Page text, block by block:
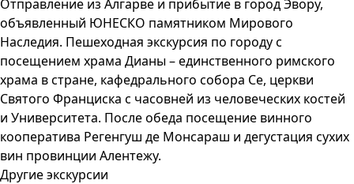
Отправление из Алгарве и прибытие в город Эвору,
объявленный ЮНЕСКО памятником Мирового
Наследия. Пешеходная экскурсия по городу с
посещением храма Дианы – единственного римского
храма в стране, кафедрального собора Се, церкви
Святого Франциска с часовней из человеческих костей
и Университета. После обеда посещение винного
кооператива Регенгуш де Монсараш и дегустация сухих
вин провинции Алентежу.
Другие экскурсии